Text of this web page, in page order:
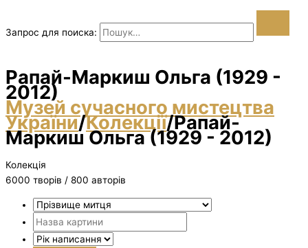
Запрос для поиска:
Рапай-Маркиш Ольга (1929 -
2012)
Музей сучасного мистецтва
України/Колекції/Рапай-
Маркиш Ольга (1929 - 2012)
Колекція
6000 творiв / 800 авторів